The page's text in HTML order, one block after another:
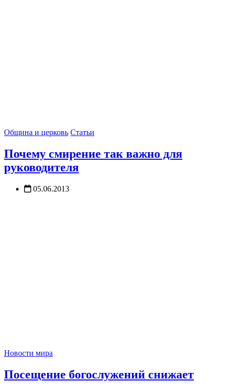
Община и церковь Статьи
Почему смирение так важно для
руководителя
05.06.2013
Новости мира
Посещение богослужений снижает